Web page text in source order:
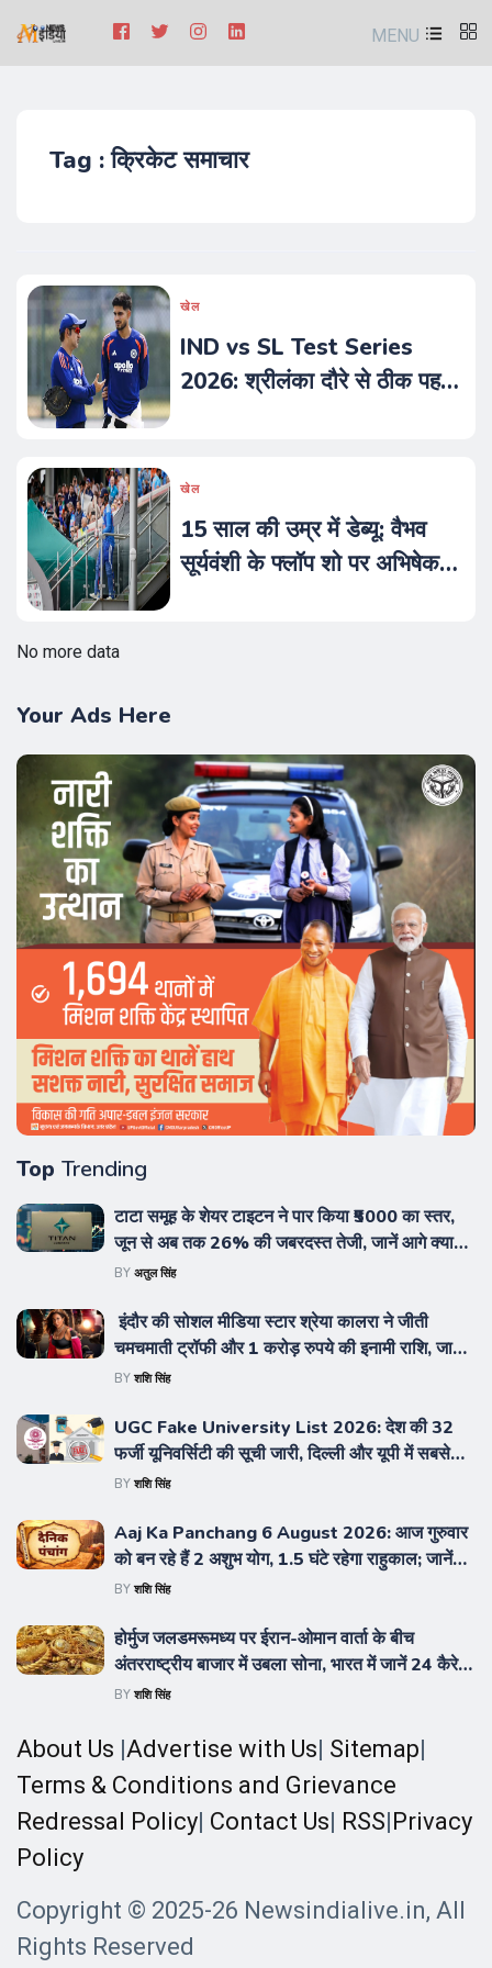
MENU
Tag : क्रिकेट समाचार
खेल
IND vs SL Test Series
2026: श्रीलंका दौरे से ठीक पहले
खेल
15 साल की उम्र में डेब्यू: वैभव
सूर्यवंशी के फ्लॉप शो पर अभिषेक
No more data
Your Ads Here
Top Trending
टाटा समूह के शेयर टाइटन ने पार किया ₹5000 का स्तर,
जून से अब तक 26% की जबरदस्त तेजी, जानें आगे क्या
करें निवेशक
BY अतुल सिंह
इंदौर की सोशल मीडिया स्टार श्रेया कालरा ने जीती
चमचमाती ट्रॉफी और 1 करोड़ रुपये की इनामी राशि, जानें
रोडीज से नेटफ्लिक्स तक का उनका पूरा सफर और नेट वर्थ
BYशशि सिंह
UGC Fake University List 2026: देश की 32
फर्जी यूनिवर्सिटी की सूची जारी, दिल्ली और यूपी में सबसे
ज्यादा फर्जी संस्थान; एडमिशन लेने से पहले छात्र तुरंत चेक
BYशशि सिंह
Aaj Ka Panchang 6 August 2026: आज गुरुवार
को बन रहे हैं 2 अशुभ योग, 1.5 घंटे रहेगा राहुकाल; जानें
शुभ-अशुभ मुहूर्त और विष्णु पूजा का सही समय
BYशशि सिंह
होर्मुज जलडमरूमध्य पर ईरान-ओमान वार्ता के बीच
अंतरराष्ट्रीय बाजार में उबला सोना, भारत में जानें 24 कैरेट
गोल्ड का ताजा रेट
BYशशि सिंह
About Us Advertise with Us Sitemap
Terms & Conditions and Grievance
Redressal Policy Contact Us RSS Privacy
Policy
Copyright © 2025-26 Newsindialive.in, All
Rights Reserved